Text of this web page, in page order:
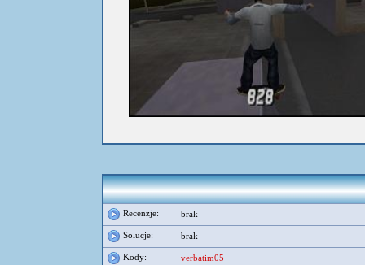
Recenzje: brak
Solucje: brak
Kody: verbatim05